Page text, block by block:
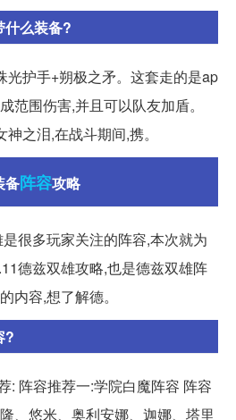
什么装备?
光护手+朔极之矛。这套走的是ap
范围伤害,并且可以队友加盾。
之泪,在战斗期间,携。
备阵容攻略
很多玩家关注的阵容,本次就为
德兹双雄攻略,也是德兹双雄阵
内容,想了解德。
?
: 阵容推荐一:学院白魔阵容 阵容
、悠米、奥利安娜、迦娜、塔里